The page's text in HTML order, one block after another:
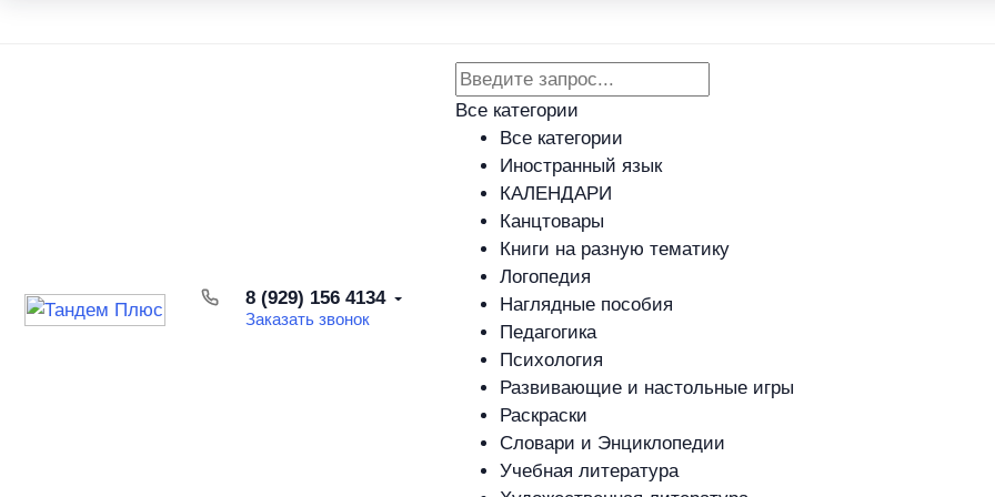
8 (929) 156 4134
Заказать звонок
Все категории
Все категории
Иностранный язык
КАЛЕНДАРИ
Канцтовары
Книги на разную тематику
Логопедия
Наглядные пособия
Педагогика
Психология
Развивающие и настольные игры
Раскраски
Словари и Энциклопедии
Учебная литература